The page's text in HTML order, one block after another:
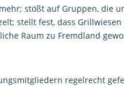
stößt auf Gruppen, die
stellt fest, dass
Raum zu Fremdland
regelrecht